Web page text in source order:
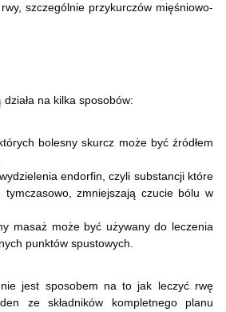
szczególnie przykurczów mięśniowo-
działa na kilka sposobów:
bolesny skurcz może być źródłem
endorfin, czyli substancji które
tymczasowo, zmniejszają czucie bólu w
masaż może być używany do leczenia
punktów spustowych
jest sposobem na to jak leczyć rwę
ze składników kompletnego planu